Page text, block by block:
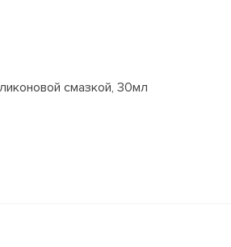
смазкой, 30мл